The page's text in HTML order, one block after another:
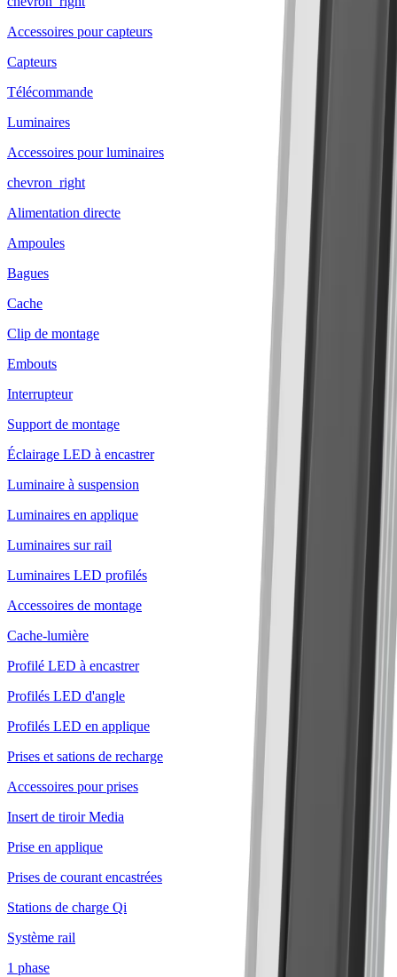
Accessoires pour capteurs
Capteurs
Télécommande
Luminaires
Accessoires pour luminaires
chevron_right
Alimentation directe
Ampoules
Bagues
Cache
Clip de montage
Embouts
Interrupteur
Support de montage
Éclairage LED à encastrer
Luminaire à suspension
Luminaires en applique
Luminaires sur rail
Luminaires LED profilés
Accessoires de montage
Cache-lumière
Profilé LED à encastrer
Profilés LED d'angle
Profilés LED en applique
Prises et sations de recharge
Accessoires pour prises
Insert de tiroir Media
Prise en applique
Prises de courant encastrées
Stations de charge Qi
Système rail
1 phase